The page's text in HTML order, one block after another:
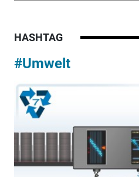
HASHTAG
#Umwelt